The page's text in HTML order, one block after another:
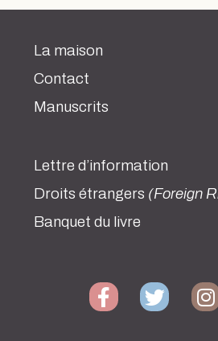
La maison
Contact
Manuscrits
Lettre d’information
Droits étrangers (Foreign
Banquet du livre